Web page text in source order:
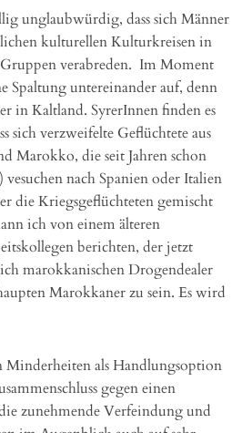
unglaubwürdig, dass sich Männer
kulturellen Kulturkreisen in
verabreden. Im Moment
Spaltung untereinander auf, denn
in Kaltland. SyrerInnen finden es
sich verzweifelte Geflüchtete aus
Marokko, die seit Jahren schon
nach Spanien oder Italien
die Kriegsgeflüchteten gemischt
ich von einem älteren
berichten, der jetzt
marokkanischen Drogendealer
Marokkaner zu sein. Es wird
als Handlungsoption
gegen einen
zunehmende Verfeindung und